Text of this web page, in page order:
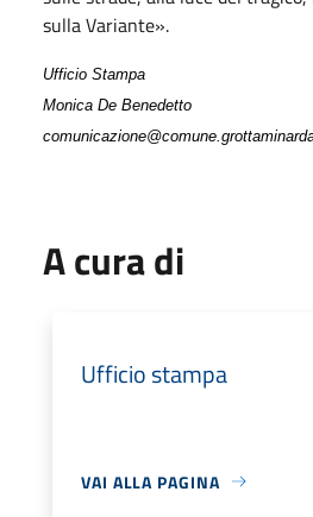
sulla Variante».
Ufficio Stampa
Monica De Benedetto
A cura di
Ufficio stampa
VAI ALLA PAGINA